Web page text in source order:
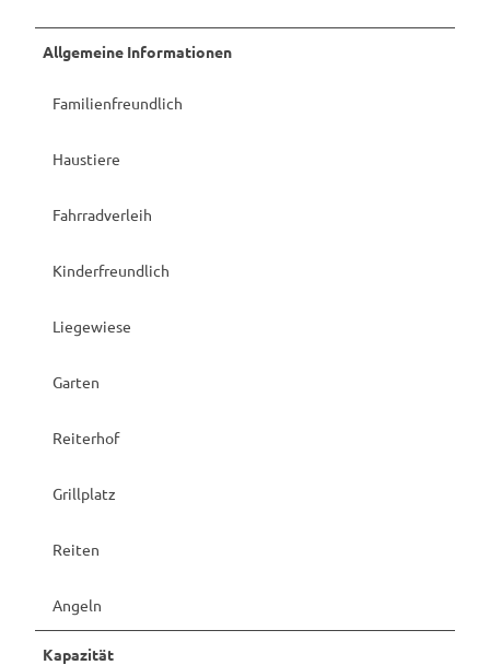
Allgemeine Informationen
Familienfreundlich
Haustiere
Fahrradverleih
Kinderfreundlich
Liegewiese
Garten
Reiterhof
Grillplatz
Reiten
Angeln
Kapazität